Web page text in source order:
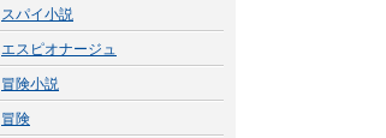
スパイ小説
エスピオナージュ
冒険小説
冒険